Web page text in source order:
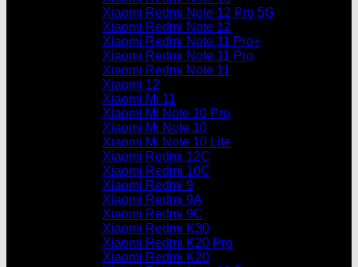
Xiaomi Redmi Note 12 Pro 5G
Xiaomi Redmi Note 12
Xiaomi Redmi Note 11 Pro+
Xiaomi Redmi Note 11 Pro
Xiaomi Redmi Note 11
Xiaomi 12
Xiaomi Mi 11
Xiaomi Mi Note 10 Pro
Xiaomi Mi Note 10
Xiaomi Mi Note 10 Lite
Xiaomi Redmi 12C
Xiaomi Redmi 10C
Xiaomi Redmi 9
Xiaomi Redmi 9A
Xiaomi Redmi 9C
Xiaomi Redmi K30
Xiaomi Redmi K20 Pro
Xiaomi Redmi K20